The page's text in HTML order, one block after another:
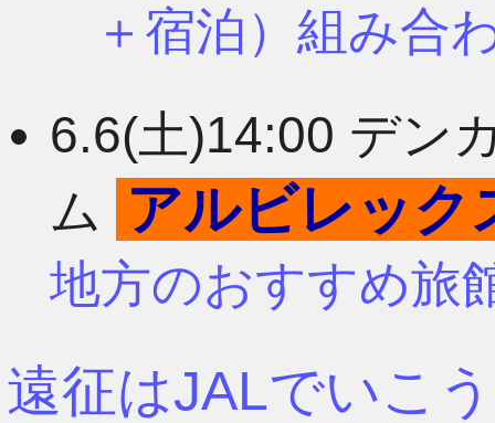
4月 7月
＋宿泊）組み合
6.6(土)14:00 デン
ム
アルビレック
地方のおすすめ旅
遠征はJALでいこう